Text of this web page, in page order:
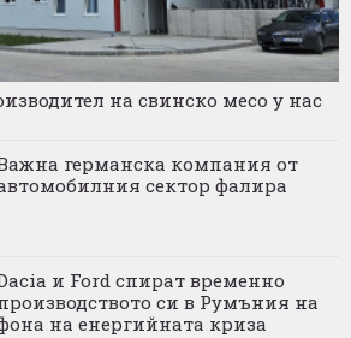
на свинско месо у нас
германска компания от
сектор фалира
и Ford спират временно
си в Румъния на
на енергийната криза